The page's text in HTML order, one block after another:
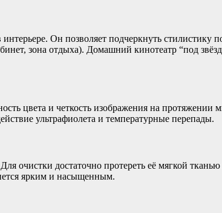
Он позволяет подчеркнуть стилистику
зона отдыха). Домашний кинотеатр “под
цвета и четкость изображения на протяжении
ультрафиолета и температурные перепады.
очистки достаточно протереть её мягкой
ярким и насыщенным.